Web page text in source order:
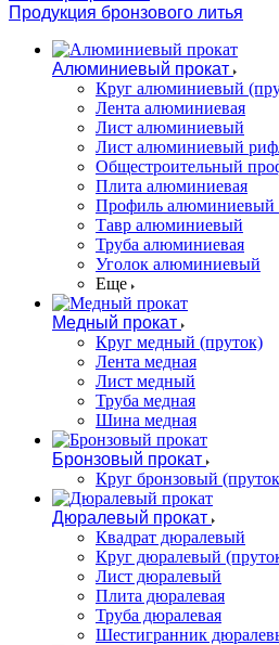
Продукция бронзового литья
Алюминиевый прокат
Круг алюминиевый
Лента алюминиевая
Лист алюминиевый
Лист алюминиевый
Общестроительный
Плита алюминиевая
Профиль алюминиевый
Тавр алюминиевый
Труба алюминиевая
Уголок алюминиевый
Еще
Медный прокат
Круг медный (пруток)
Лента медная
Лист медный
Труба медная
Шина медная
Бронзовый прокат
Круг бронзовый
Дюралевый прокат
Квадрат дюралевый
Круг дюралевый
Лист дюралевый
Плита дюралевая
Труба дюралевая
Шестигранник